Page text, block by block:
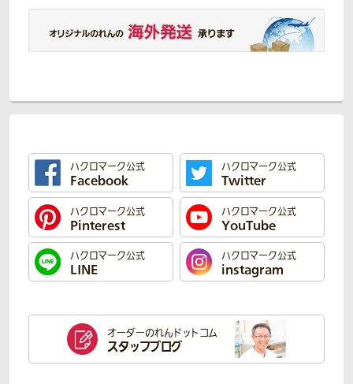
ハクロマーク公式
Facebook
ハクロマーク公式
Twitter
ハクロマーク公式
Pinterest
ハクロマーク公式
YouTube
ハクロマーク公式
LINE
ハクロマーク公式
instagram
オーダーのれんドットコム
スタッフブログ